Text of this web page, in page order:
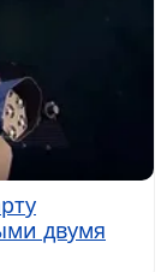
двумя